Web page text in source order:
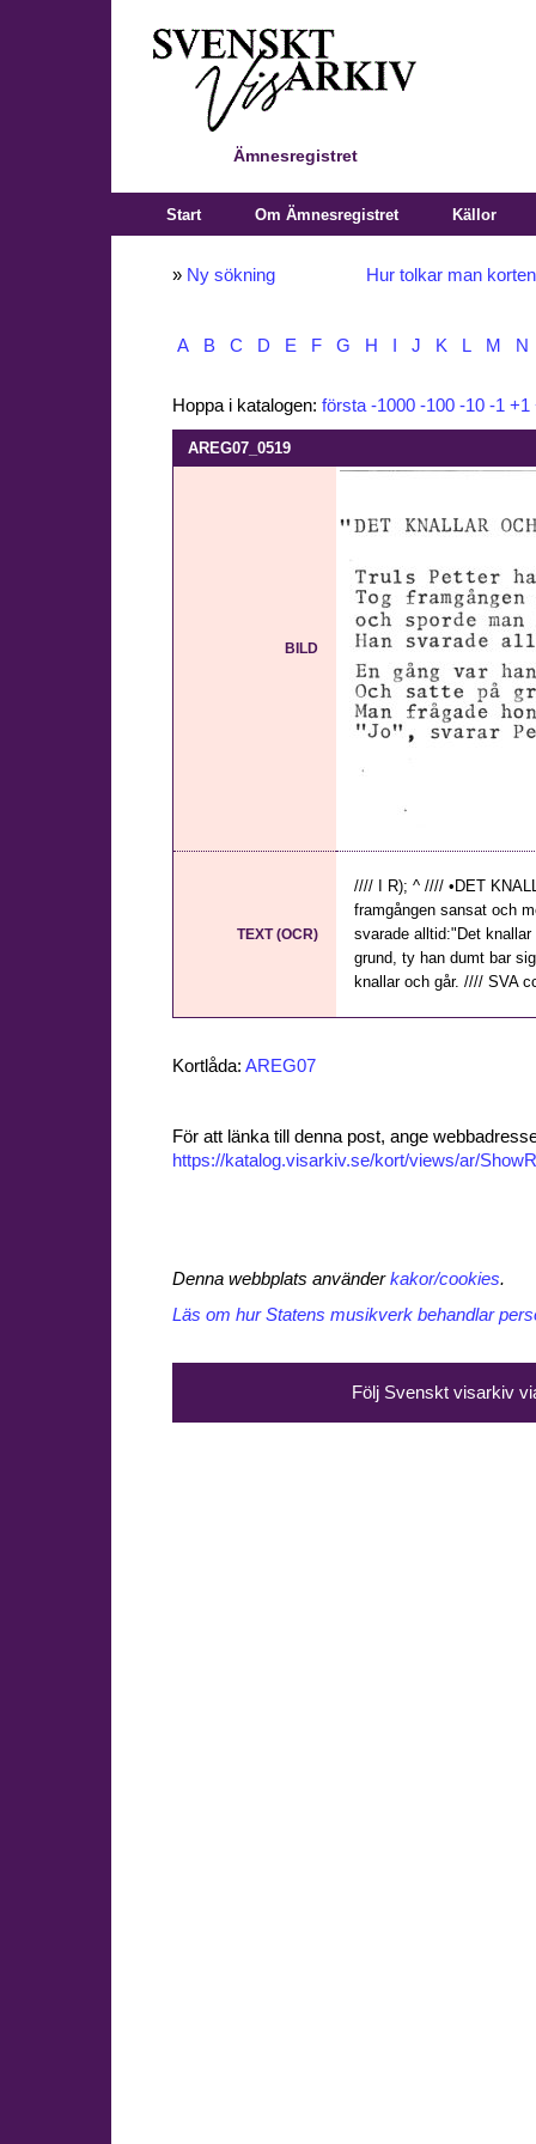
Ämnesregistret
Start Om Ämnesregistret Källor
» Ny sökning Hur tolkar man
A B C D E F G H J K L M N
Hoppa i katalogen: första -1000 -100 -10 -1 +1
AREG07_0519
BILD
TEXT (OCR)
//// I R); ^ //// •DET
framgången sansat och
svarade alltid:"Det
grund, ty han dumt bar
knallar och går. //// SVA
Kortlåda: AREG07
För att länka till denna post, ange
https://katalog.visarkiv.se/kort/views/ar/
Denna webbplats använderkakor/cookies.
Läs om hur Statens musikverk behandlar
Följ Svenskt visarkiv